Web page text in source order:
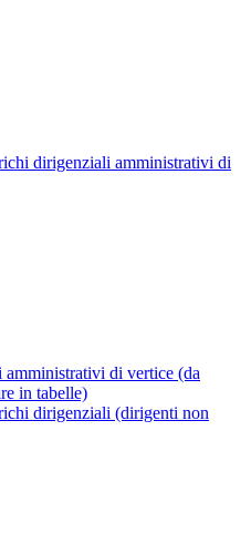
dirigenziali amministrativi di
amministrativi di vertice (da
in tabelle)
dirigenziali (dirigenti non